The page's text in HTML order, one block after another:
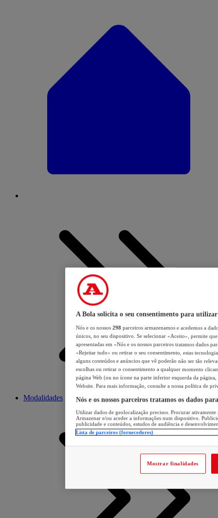
Modalidades
A Bola solicita o seu consentimento para utilizar
Nós e os nossos 298 parceiros armazenamos e acedemos a
únicos, no seu dispositivo. Se selecionar «Aceito», permite
apresentadas em «Nós e os nossos parceiros tratamos dados
«Rejeitar tudo» ou retirar o seu consentimento, estas
alguns conteúdos e anúncios que vê poderão não ser tão
escolhas ou retirar o consentimento a qualquer momento
página Web (ou no ícone na parte inferior esquerda da página,
Website. Para mais informação, consulte a nossa política de
Nós e os nossos parceiros tratamos os dados
Utilizar dados de geolocalização precisos. Procurar
Armazenar e/ou aceder a informações num dispositivo.
publicidade e conteúdos, estudos de audiência e
Lista de parceiros (fornecedores)
Mostrar finalidades